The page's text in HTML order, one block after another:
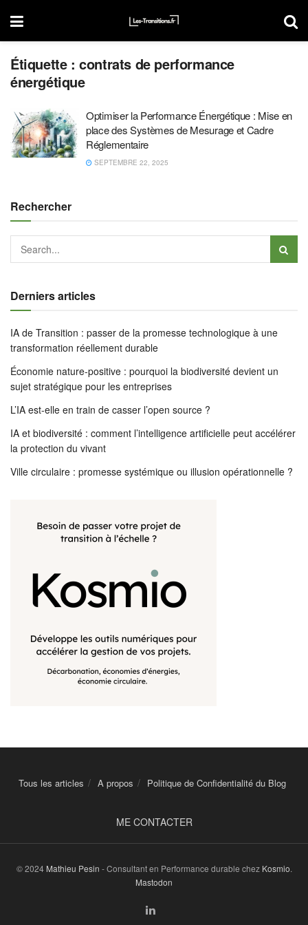
Étiquette :contrats de performance
énergétique
Optimiser la Performance Énergétique : Mise en
place des Systèmes de Mesurage et Cadre
Réglementaire
SEPTEMBRE 22, 2025
Rechercher
Derniers articles
IA de Transition : passer de la promesse technologique à une
transformation réellement durable
Économie nature-positive : pourquoi la biodiversité devient un
sujet stratégique pour les entreprises
L’IA est-elle en train de casser l’open source ?
IA et biodiversité : comment l’intelligence artificielle peut accélérer
la protection du vivant
Ville circulaire : promesse systémique ou illusion opérationnelle ?
Tous les articles A propos Politique de Confidentialité du Blog
ME CONTACTER
© 2024 Mathieu Pesin - Consultant en Performance durable chez Kosmio.
Mastodon